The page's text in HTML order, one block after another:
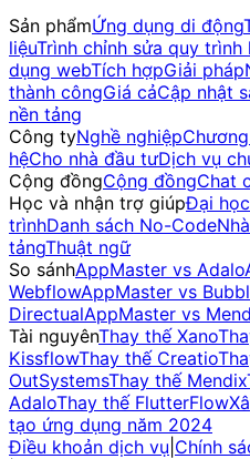
Sản phẩmỨng dụng di động
liệuTrình chỉnh sửa quy trình
dụng webTích hợpGiải pháp
thành côngGiá cảCập nhật
nền tảng
Công tyNghề nghiệp
hệCho nhà đầu tưDịch vụ
Cộng đồngCộng đồngChat
Học và nhận trợ giúpĐại học
trìnhDanh sách No-Code
tảngThuật ngữ
So sánhAppMaster vs Adalo
WebflowAppMaster vs
DirectualAppMaster vs
Tài nguyênThay thế Xano
KissflowThay thế Creatio
OutSystemsThay thế Mendix
AdaloThay thế FlutterFlow
tạo ứng dụng năm 2024
Điều khoản dịch vụ Chính